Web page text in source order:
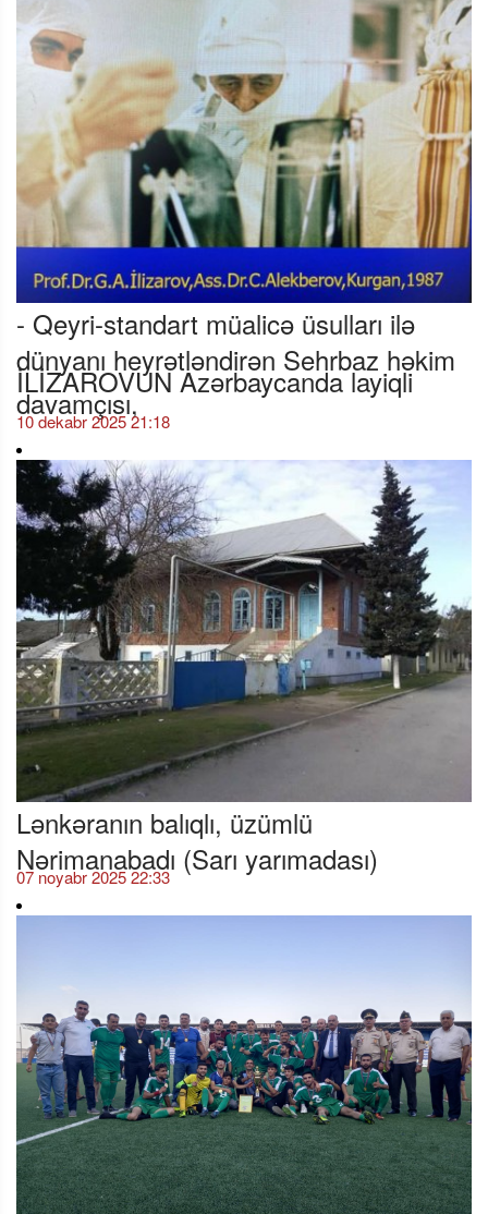
- Qeyri-standart müalicə üsulları ilə
dünyanı heyrətləndirən Sehrbaz həkim
İLİZAROVUN Azərbaycanda layiqli
davamçısı,
10 dekabr 2025 21:18
Lənkəranın balıqlı, üzümlü
Nərimanabadı (Sarı yarımadası)
07 noyabr 2025 22:33